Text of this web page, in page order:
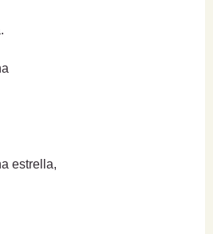
estrella,